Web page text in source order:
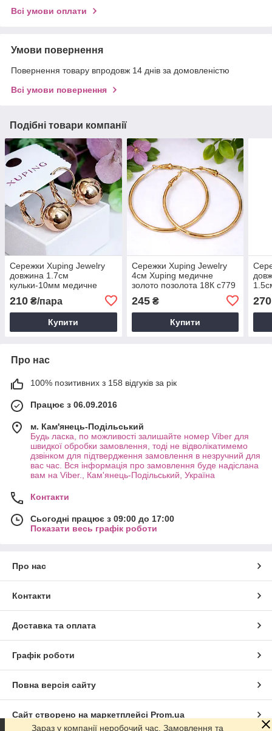
Всі умови оплати
Умови повернення
Повернення товару впродовж 14 днів за домовленістю
Всі умови повернення
Подібні товари компанії
Сережки Xuping Jewelry
довжина 1.7см
кульки-10мм медичне
золото позолота 18К с994
210 ₴/пара
Купити
Сережки Xuping Jewelry
4см Xuping медичне
золото позолота 18К с779
245₴
Купити
270
Про нас
100% позитивних з 158 відгуків за рік
Працює з 06.09.2016
м. Кам'янець-Подільський
Будь ласка, по можливості залишайте номер Viber для
швидкої обробки замовлення, тоді не відволікатимемо
дзвінком для підтвердження замовлення в незручний для
вас час. Вся інформація про замовлення буде надіслана
вам на Viber., Кам'янець-Подільський, Україна
Контакти
Сьогодні працює з 09:00 до 17:00
Показати весь графік роботи
Про нас
Контакти
Доставка та оплата
Графік роботи
Повна версія сайту
Сайт створено на маркетплейсі Prom.ua
Зараз у компанії неробочий час. Замовлення та